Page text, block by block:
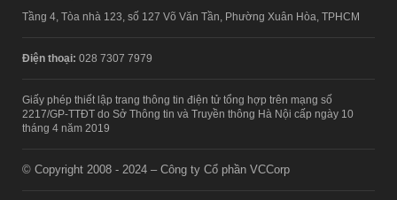
Tầng 4, Tòa nhà 123, số 127 Võ Văn Tần, Phường Xuân Hòa, TPHCM
Điện thoại: 028 7307 7979
Giấy phép thiết lập trang thông tin điện tử tổng hợp trên mạng số
2217/GP-TTĐT do Sở Thông tin và Truyền thông Hà Nội cấp ngày 10
tháng 4 năm 2019
© Copyright 2008 - 2024 – Công ty Cổ phần VCCorp